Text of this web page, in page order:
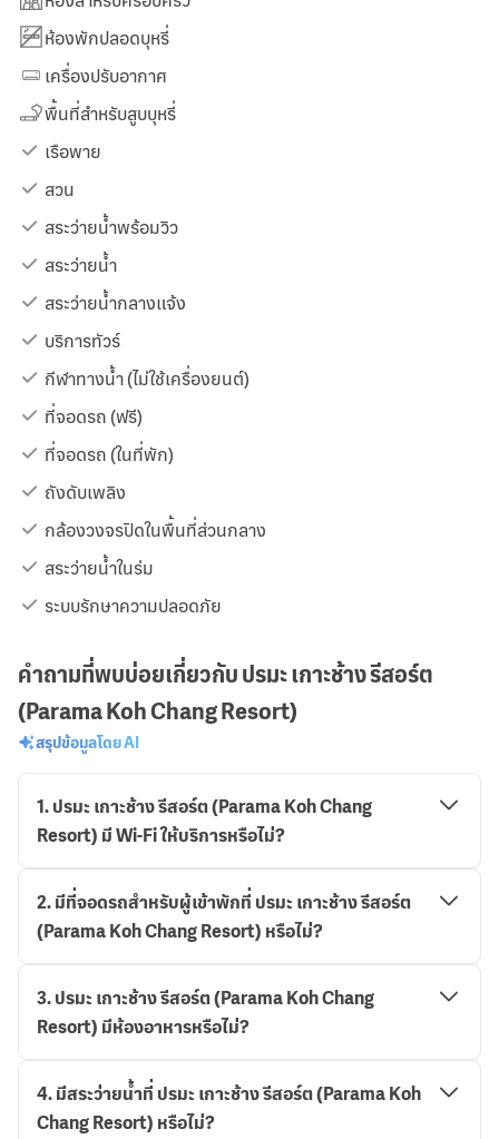
ห้องพักปลอดบุหรี่
เครื่องปรับอากาศ
พื้นที่สำหรับสูบบุหรี่
เรือพาย
สวน
สระว่ายน้ำพร้อมวิว
สระว่ายน้ำ
สระว่ายน้ำกลางแจ้ง
บริการทัวร์
กีฬาทางน้ำ (ไม่ใช้เครื่องยนต์)
ที่จอดรถ (ฟรี)
ที่จอดรถ (ในที่พัก)
ถังดับเพลิง
กล้องวงจรปิดในพื้นที่ส่วนกลาง
สระว่ายน้ำในร่ม
ระบบรักษาความปลอดภัย
คำถามที่พบบ่อยเกี่ยวกับ ปรมะ เกาะช้าง รีสอร์ต
(Parama Koh Chang Resort)
สรุปข้อมูลโดย AI
1.ปรมะ เกาะช้าง รีสอร์ต (Parama Koh Chang
Resort) มี Wi-Fi ให้บริการหรือไม่?
2.มีที่จอดรถสำหรับผู้เข้าพักที่ ปรมะ เกาะช้าง รีสอร์ต
(Parama Koh Chang Resort) หรือไม่?
3.ปรมะ เกาะช้าง รีสอร์ต (Parama Koh Chang
Resort) มีห้องอาหารหรือไม่?
4.มีสระว่ายน้ำที่ ปรมะ เกาะช้าง รีสอร์ต (Parama Koh
Chang Resort) หรือไม่?